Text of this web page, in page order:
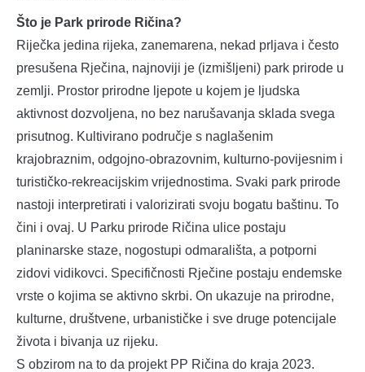
Što je Park prirode Ričina?
Riječka jedina rijeka, zanemarena, nekad prljava i često
presušena Rječina, najnoviji je (izmišljeni) park prirode u
zemlji. Prostor prirodne ljepote u kojem je ljudska
aktivnost dozvoljena, no bez narušavanja sklada svega
prisutnog. Kultivirano područje s naglašenim
krajobraznim, odgojno-obrazovnim, kulturno-povijesnim i
turističko-rekreacijskim vrijednostima. Svaki park prirode
nastoji interpretirati i valorizirati svoju bogatu baštinu. To
čini i ovaj. U Parku prirode Ričina ulice postaju
planinarske staze, nogostupi odmarališta, a potporni
zidovi vidikovci. Specifičnosti Rječine postaju endemske
vrste o kojima se aktivno skrbi. On ukazuje na prirodne,
kulturne, društvene, urbanističke i sve druge potencijale
života i bivanja uz rijeku.
S obzirom na to da projekt PP Ričina do kraja 2023.